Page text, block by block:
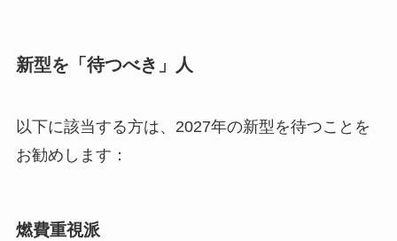
新型を「待つべき」人
以下に該当する方は、2027年の新型を待つことを
お勧めします：
燃費重視派